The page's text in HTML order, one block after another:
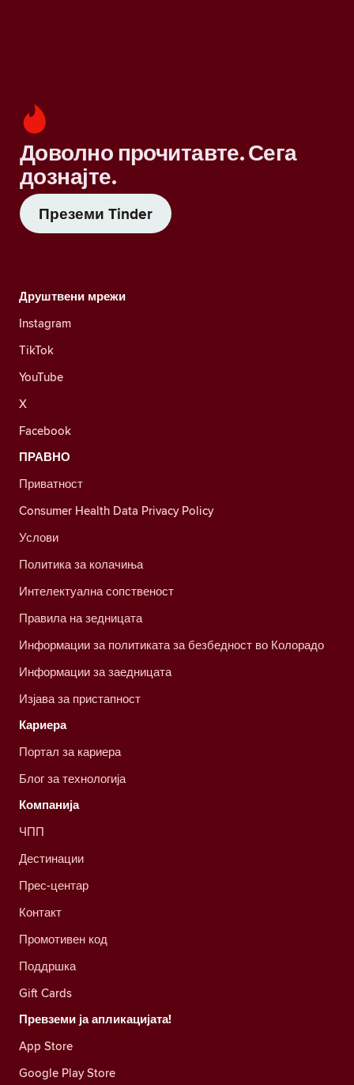
Доволно прочитавте. Сега
дознајте.
Преземи Tinder
Друштвени мрежи
Instagram
TikTok
YouTube
X
Facebook
ПРАВНО
Приватност
Consumer Health Data Privacy Policy
Услови
Политика за колачиња
Интелектуална сопственост
Правила на зедницата
Информации за политиката за безбедност во Колорадо
Информации за заедницата
Изјава за пристапност
Кариера
Портал за кариера
Блог за технологија
Компанија
ЧПП
Дестинации
Прес-центар
Контакт
Промотивен код
Поддршка
Gift Cards
Превземи ја апликацијата!
App Store
Google Play Store